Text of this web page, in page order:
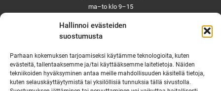
Hallinnoi evästeiden
suostumusta
Parhaan kokemuksen tarjoamiseksi käytämme teknologioita, kuten
evästeitä, tallentaaksemme ja/tai käyttääksemme laitetietoja. Näiden
tekniikoiden hyväksyminen antaa meille mahdollisuuden käsitellä tietoja,
kuten selauskäyttäytymistä tai yksilöllisiä tunnuksia tällä sivustolla.
ma–to klo 9–15
Suljettuna ma–pe klo 11–12
Ruskon yhteystiedot